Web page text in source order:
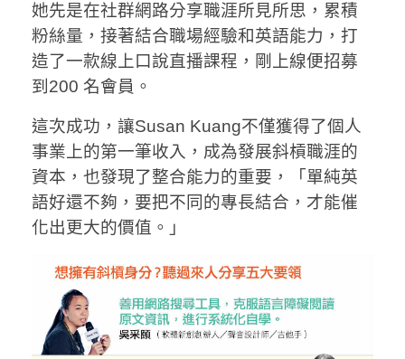
她先是在社群網路分享職涯所見所思，累積
粉絲量，接著結合職場經驗和英語能力，打
造了一款線上口說直播課程，剛上線便招募
到200 名會員。
這次成功，讓Susan Kuang不僅獲得了個人
事業上的第一筆收入，成為發展斜槓職涯的
資本，也發現了整合能力的重要，「單純英
語好還不夠，要把不同的專長結合，才能催
化出更大的價值。」